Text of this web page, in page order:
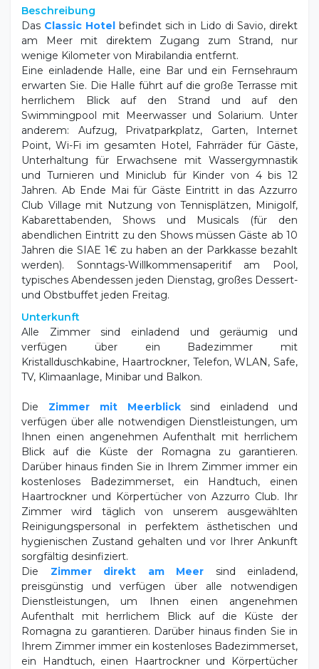
Beschreibung
Das Classic Hotel befindet sich in Lido di Savio, direkt
am Meer mit direktem Zugang zum Strand, nur
wenige Kilometer von Mirabilandia entfernt.
Eine einladende Halle, eine Bar und ein Fernsehraum
erwarten Sie. Die Halle führt auf die große Terrasse mit
herrlichem Blick auf den Strand und auf den
Swimmingpool mit Meerwasser und Solarium. Unter
anderem: Aufzug, Privatparkplatz, Garten, Internet
Point, Wi-Fi im gesamten Hotel, Fahrräder für Gäste,
Unterhaltung für Erwachsene mit Wassergymnastik
und Turnieren und Miniclub für Kinder von 4 bis 12
Jahren. Ab Ende Mai für Gäste Eintritt in das Azzurro
Club Village mit Nutzung von Tennisplätzen, Minigolf,
Kabarettabenden, Shows und Musicals (für den
abendlichen Eintritt zu den Shows müssen Gäste ab 10
Jahren die SIAE 1€ zu haben an der Parkkasse bezahlt
werden). Sonntags-Willkommensaperitif am Pool,
typisches Abendessen jeden Dienstag, großes Dessert-
und Obstbuffet jeden Freitag.
Unterkunft
Alle Zimmer sind einladend und geräumig und
verfügen über ein Badezimmer mit
Kristallduschkabine, Haartrockner, Telefon, WLAN, Safe,
TV, Klimaanlage, Minibar und Balkon.
Die Zimmer mit Meerblicksind einladend und
verfügen über alle notwendigen Dienstleistungen, um
Ihnen einen angenehmen Aufenthalt mit herrlichem
Blick auf die Küste der Romagna zu garantieren.
Darüber hinaus finden Sie in Ihrem Zimmer immer ein
kostenloses Badezimmerset, ein Handtuch, einen
Haartrockner und Körpertücher von Azzurro Club. Ihr
Zimmer wird täglich von unserem ausgewählten
Reinigungspersonal in perfektem ästhetischen und
hygienischen Zustand gehalten und vor Ihrer Ankunft
sorgfältig desinfiziert.
Die Zimmer direkt am Meer sind einladend,
preisgünstig und verfügen über alle notwendigen
Dienstleistungen, um Ihnen einen angenehmen
Aufenthalt mit herrlichem Blick auf die Küste der
Romagna zu garantieren. Darüber hinaus finden Sie in
Ihrem Zimmer immer ein kostenloses Badezimmerset,
ein Handtuch, einen Haartrockner und Körpertücher